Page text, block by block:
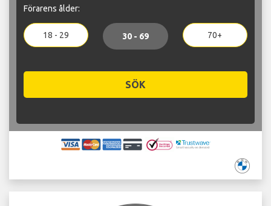
Förarens ålder:
18 - 29 30 - 69 70+
SÖK